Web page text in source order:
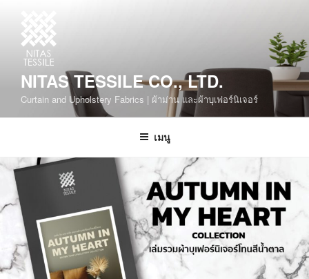
NITAS TESSILE CO., LTD.
Curtain and Upholstery Fabrics | ผ้าม่าน และผ้าบุเฟอร์นิเจอร์
เมนู